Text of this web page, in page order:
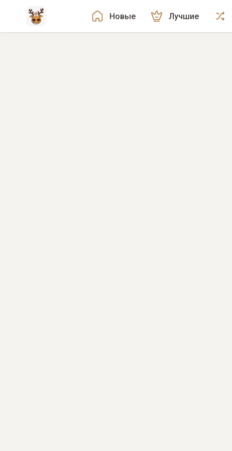
Новые Лучшие